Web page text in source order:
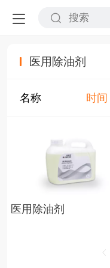
医用除油剂
名称 时间
医用除油剂